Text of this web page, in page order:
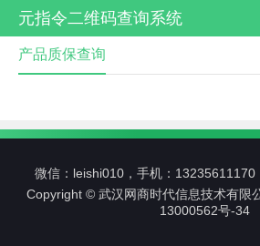
元指令二维码查询系统
产品质保查询
微信：leishi010，手机：
Copyright © 武汉网商时代信息技术有限
13000562号-34